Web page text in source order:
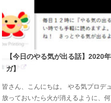
【今日のやる気が出る話】2020
ガ】
皆さん、こんにちは。 やる気プロデ
放っておいたら火が消えるように、